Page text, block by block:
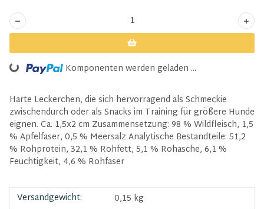
Loading... Komponenten werden geladen ...
Harte Leckerchen, die sich hervorragend als Schmeckie
zwischendurch oder als Snacks im Training für größere Hunde
eignen. Ca. 1,5x2 cm Zusammensetzung: 98 % Wildfleisch, 1,5
% Apfelfaser, 0,5 % Meersalz Analytische Bestandteile: 51,2
% Rohprotein, 32,1 % Rohfett, 5,1 % Rohasche, 6,1 %
Feuchtigkeit, 4,6 % Rohfaser
Versandgewicht:
0,15 kg